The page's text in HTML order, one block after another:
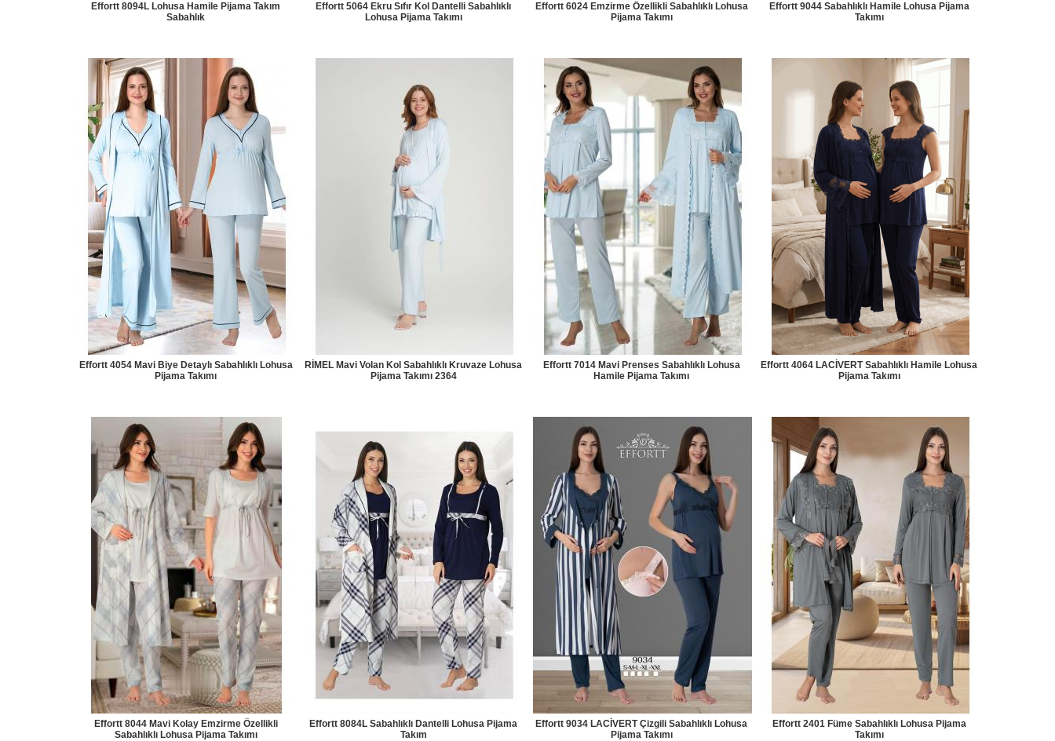
Effortt 8094L Lohusa Hamile Pijama Takım
Sabahlık
Effortt 5064 Ekru Sıfır Kol Dantelli Sabahlıklı
Lohusa Pijama Takımı
Effortt 6024 Emzirme Özellikli Sabahlıklı Lohusa
Pijama Takımı
Effortt 9044 Sabahlıklı Hamile Lohusa Pijama
Takımı
Effortt 4054 Mavi Biye Detaylı Sabahlıklı Lohusa
Pijama Takımı
RİMEL Mavi Volan Kol Sabahlıklı Kruvaze Lohusa
Pijama Takımı 2364
Effortt 7014 Mavi Prenses Sabahlıklı Lohusa
Hamile Pijama Takımı
Effortt 4064 LACİVERT Sabahlıklı Hamile Lohusa
Pijama Takımı
Effortt 8044 Mavi Kolay Emzirme Özellikli
Sabahlıklı Lohusa Pijama Takımı
Effortt 8084L Sabahlıklı Dantelli Lohusa Pijama
Takım
Effortt 9034 LACİVERT Çizgili Sabahlıklı Lohusa
Pijama Takımı
Effortt 2401 Füme Sabahlıklı Lohusa Pijama
Takımı